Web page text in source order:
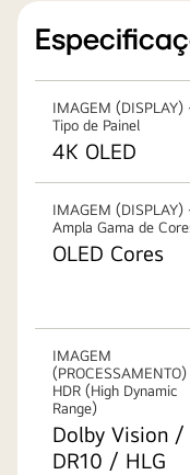
IMAGEM (DISPLAY)
Tipo de Painel
4K OLED
IMAGEM (DISPLAY)
Ampla Gama de
OLED Cores
IMAGEM
HDR (High Dynamic
Range)
Dolby Vision /
DR10 / HLG